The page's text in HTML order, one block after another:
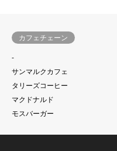
カフェチェーン
-
サンマルクカフェ
タリーズコーヒー
マクドナルド
モスバーガー